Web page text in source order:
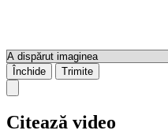
Închide Trimite
Citează video